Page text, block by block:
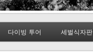
다이빙 투어 세벌식자판